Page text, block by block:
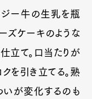
ジー牛の生乳を瓶
ズケーキのような
立て。口当たりが
を引き立てる。熟
いが変化するのも